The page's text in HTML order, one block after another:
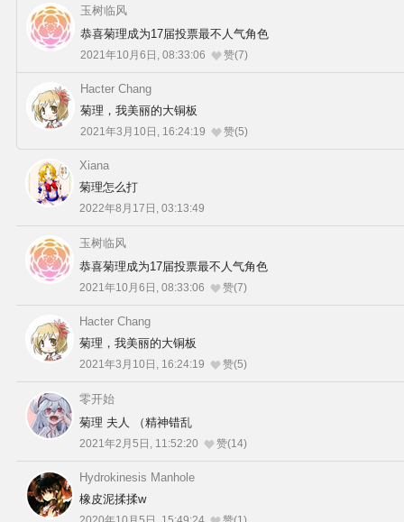
玉树临风
恭喜菊理成为17届投票最不人气角色
2021年10月6日, 08:33:06 赞(7)
Hacter Chang
菊理，我美丽的大铜板
2021年3月10日, 16:24:19 赞(5)
Xiana
菊理怎么打
2022年8月17日, 03:13:49
玉树临风
恭喜菊理成为17届投票最不人气角色
2021年10月6日, 08:33:06 赞(7)
Hacter Chang
菊理，我美丽的大铜板
2021年3月10日, 16:24:19 赞(5)
零开始
菊理 夫人 （精神错乱
2021年2月5日, 11:52:20 赞(14)
Hydrokinesis Manhole
橡皮泥揉揉w